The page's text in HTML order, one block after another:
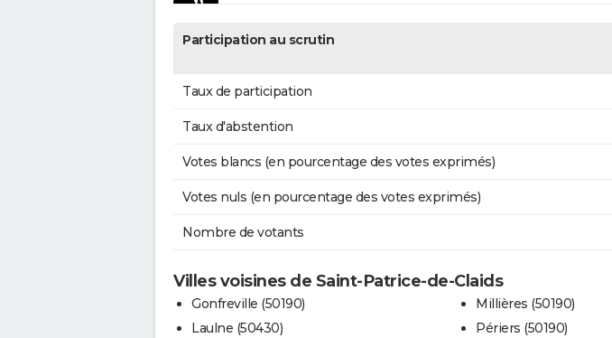
Participation au scrutin
Taux de participation
Taux d'abstention
Votes blancs (en pourcentage des votes exprimés)
Votes nuls (en pourcentage des votes exprimés)
Nombre de votants
Villes voisines de Saint-Patrice-de-Claids
Gonfreville (50190)
Laulne (50430)
Millières (50190)
Périers (50190)